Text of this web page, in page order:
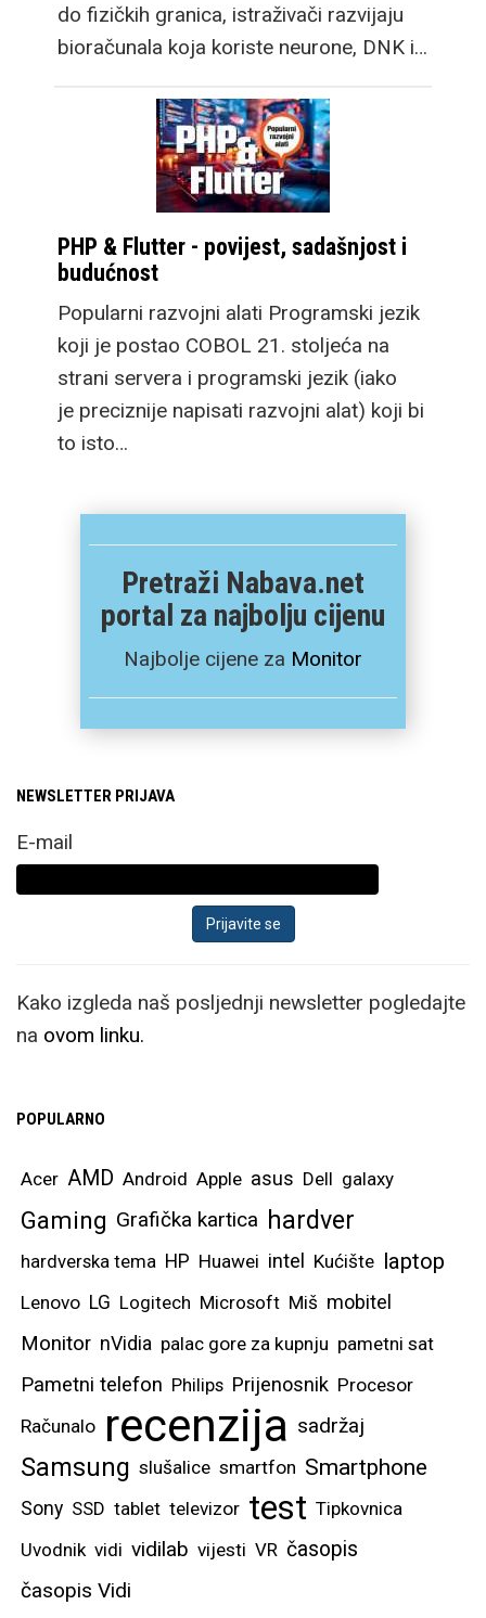
do fizičkih granica, istraživači razvijaju
bioračunala koja koriste neurone, DNK i…
PHP & Flutter - povijest, sadašnjost i
budućnost
Popularni razvojni alati Programski jezik
koji je postao COBOL 21. stoljeća na
strani servera i programski jezik (iako
je preciznije napisati razvojni alat) koji bi
to isto…
Pretraži Nabava.net
portal za najbolju cijenu
Najbolje cijene za Monitor
NEWSLETTER PRIJAVA
E-mail
Kako izgleda naš posljednji newsletter pogledajte
na ovom linku.
POPULARNO
Acer AMD Android Apple asus Dell galaxy
Gaming Grafička kartica hardver
hardverska tema HP Huawei intel Kućište laptop
Lenovo LG Logitech Microsoft Miš mobitel
Monitor nVidia palac gore za kupnju pametni sat
Pametni telefon Philips Prijenosnik Procesor
Računalo recenzija sadržaj
Samsung slušalice smartfon Smartphone
Sony SSD tablet televizor test Tipkovnica
Uvodnik vidi vidilab vijesti VR časopis
časopis Vidi